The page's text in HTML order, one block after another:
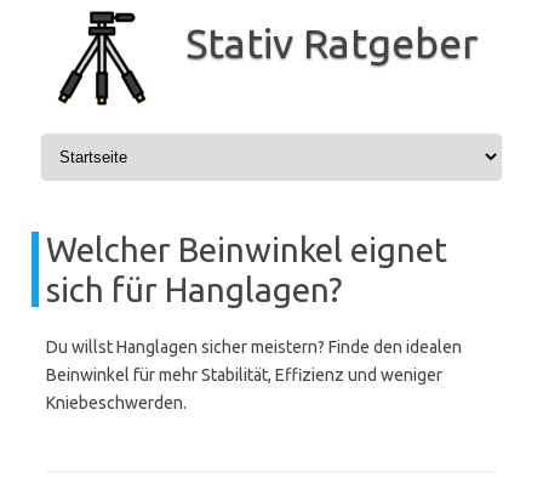
springen
Stativ Ratgeber
Welcher Beinwinkel eignet
sich für Hanglagen?
Du willst Hanglagen sicher meistern? Finde den idealen
Beinwinkel für mehr Stabilität, Effizienz und weniger
Kniebeschwerden.